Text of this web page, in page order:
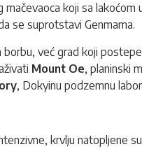
koji sa
se suprotstavi Genmama.
već grad koji
Mount Oe, planinski
, Dokyinu podzemnu
krvlju natopljene